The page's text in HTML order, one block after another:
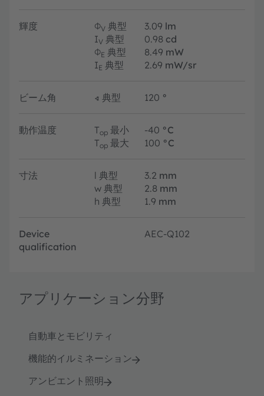
輝度 ΦV 典型 3.09 lm
IV 典型 0.98 cd
ΦE 典型 8.49 mW
IE 典型 2.69 mW/sr
ビーム角 ∢ 典型 120 °
動作温度 Top 最小 -40 °C
Top 最大 100 °C
寸法 l 典型 3.2 mm
w 典型 2.8 mm
h 典型 1.9 mm
Device
qualification
AEC-Q102
アプリケーション分野
自動車とモビリティ
機能的イルミネーション
アンビエント照明